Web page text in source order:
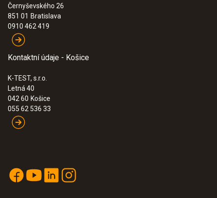
Černyševského 26
851 01 Bratislava
0910 462 419
Kontaktní údaje - Košice
K-TEST, s.r.o.
Letná 40
042 60 Košice
055 62 536 33